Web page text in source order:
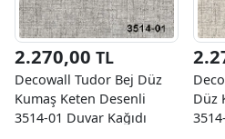
2.270,00 TL
Decowall Tudor Bej Düz
Kumaş Keten Desenli
3514-01 Duvar Kağıdı
Düz